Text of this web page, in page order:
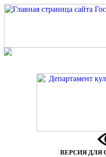
ВЕРСИЯ ДЛЯ